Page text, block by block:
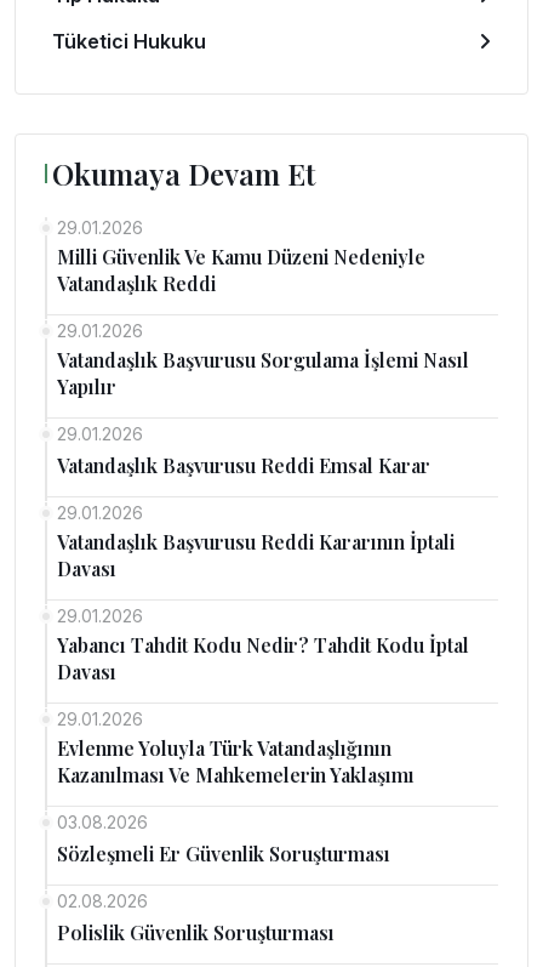
Tüketici Hukuku
Okumaya Devam Et
29.01.2026
Milli Güvenlik Ve Kamu Düzeni Nedeniyle
Vatandaşlık Reddi
29.01.2026
Vatandaşlık Başvurusu Sorgulama İşlemi Nasıl
Yapılır
29.01.2026
Vatandaşlık Başvurusu Reddi Emsal Karar
29.01.2026
Vatandaşlık Başvurusu Reddi Kararının İptali
Davası
29.01.2026
Yabancı Tahdit Kodu Nedir? Tahdit Kodu İptal
Davası
29.01.2026
Evlenme Yoluyla Türk Vatandaşlığının
Kazanılması Ve Mahkemelerin Yaklaşımı
03.08.2026
Sözleşmeli Er Güvenlik Soruşturması
02.08.2026
Polislik Güvenlik Soruşturması